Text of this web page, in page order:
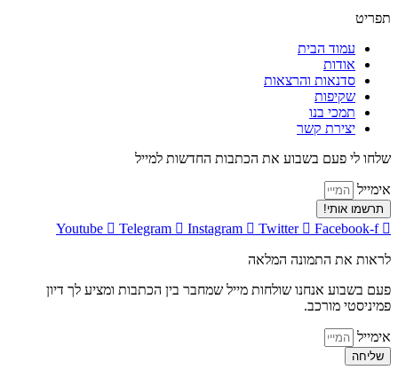
תפריט
עמוד הבית
אודות
סדנאות והרצאות
שקיפות
תמכי בנו
יצירת קשר
שלחו לי פעם בשבוע את הכתבות החדשות למייל
אימייל
תרשמו אותי!
Youtube Telegram Instagram Twitter Facebook-f
לראות את התמונה המלאה
פעם בשבוע אנחנו שולחות מייל שמחבר בין הכתבות ומציע לך דיון
פמיניסטי מורכב.
אימייל
שליחה